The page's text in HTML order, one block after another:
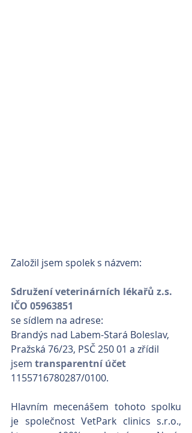
Založil jsem spolek s názvem:
Sdružení veterinárních lékařů z.s.
IČO 05963851
se sídlem na adrese:
Brandýs nad Labem-Stará Boleslav,
Pražská 76/23, PSČ 250 01 a zřídil
jsem transparentní účet
1155716780287/0100.
Hlavním mecenášem tohoto spolku
je společnost VetPark clinics s.r.o.,